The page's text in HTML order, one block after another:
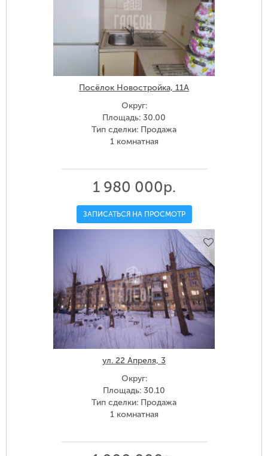
Посёлок Новостройка, 11А
Округ:
Площадь: 30.00
Тип сделки: Продажа
1 комнатная
1 980 000р.
ЗАПИСАТЬСЯ НА ПРОСМОТР
ул. 22 Апреля, 3
Округ:
Площадь: 30.10
Тип сделки: Продажа
1 комнатная